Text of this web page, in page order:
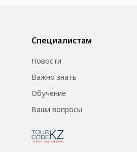
Специалистам
Новости
Важно знать
Обучение
Ваши вопросы